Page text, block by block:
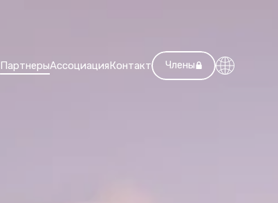
ПартнерыАссоциацияКонтакт Члены